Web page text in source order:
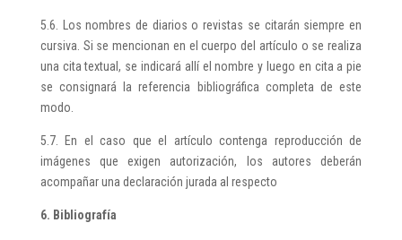
5.6. Los nombres de diarios o revistas se citarán siempre en
cursiva. Si se mencionan en el cuerpo del artículo o se realiza
una cita textual, se indicará allí el nombre y luego en cita a pie
se consignará la referencia bibliográfica completa de este
modo.
5.7. En el caso que el artículo contenga reproducción de
imágenes que exigen autorización, los autores deberán
acompañar una declaración jurada al respecto
6. Bibliografía